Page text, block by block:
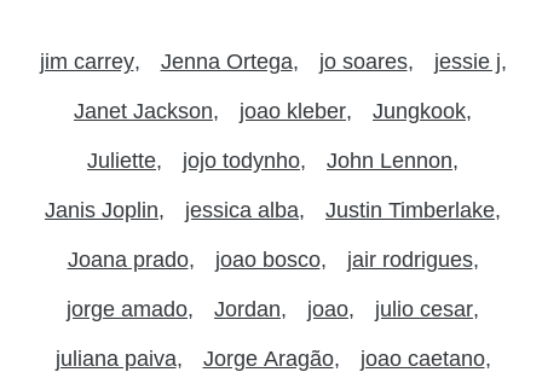
jim carrey Jenna Ortega jo soares jessie j
Janet Jackson joao kleber Jungkook
Juliette jojo todynho John Lennon
Janis Joplin jessica alba Justin Timberlake
Joana prado joao bosco jair rodrigues
jorge amado Jordan joao julio cesar
juliana paiva Jorge Aragão joao caetano